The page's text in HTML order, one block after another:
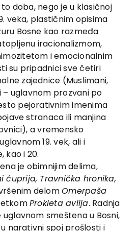
doba, nego je u klasičnoj
veka, plastičnim opisima
Bosne kao razmeđa
iracionalizmom,
i emocionalnim
su pripadnici sve četiri
zajednice (Muslimani,
– uglavnom prozvani po
pejorativnim imenima
stranaca ili manjina
a vremensko
19. vek, ali i
kao i 20.
je obimnijim delima,
ćuprija, Travnička hronika,
delomOmerpaša
Prokleta avlija. Radnja
smeštena u Bosni,
narativni spoj prošlosti i